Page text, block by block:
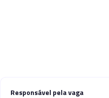
Responsável pela vaga